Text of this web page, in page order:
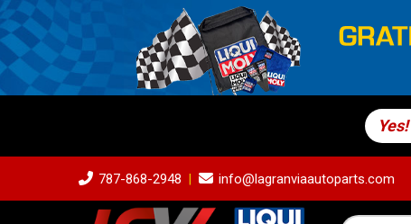
Yes!
787-868-2948 info@lagranviaautoparts.com